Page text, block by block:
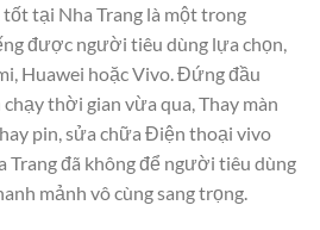
tại Nha Trang là một trong
được người tiêu dùng lựa chọn,
Huawei hoặc Vivo. Đứng đầu
thời gian vừa qua, Thay màn
pin, sửa chữa Điện thoại vivo
Trang đã không để người tiêu dùng
mảnh vô cùng sang trọng.